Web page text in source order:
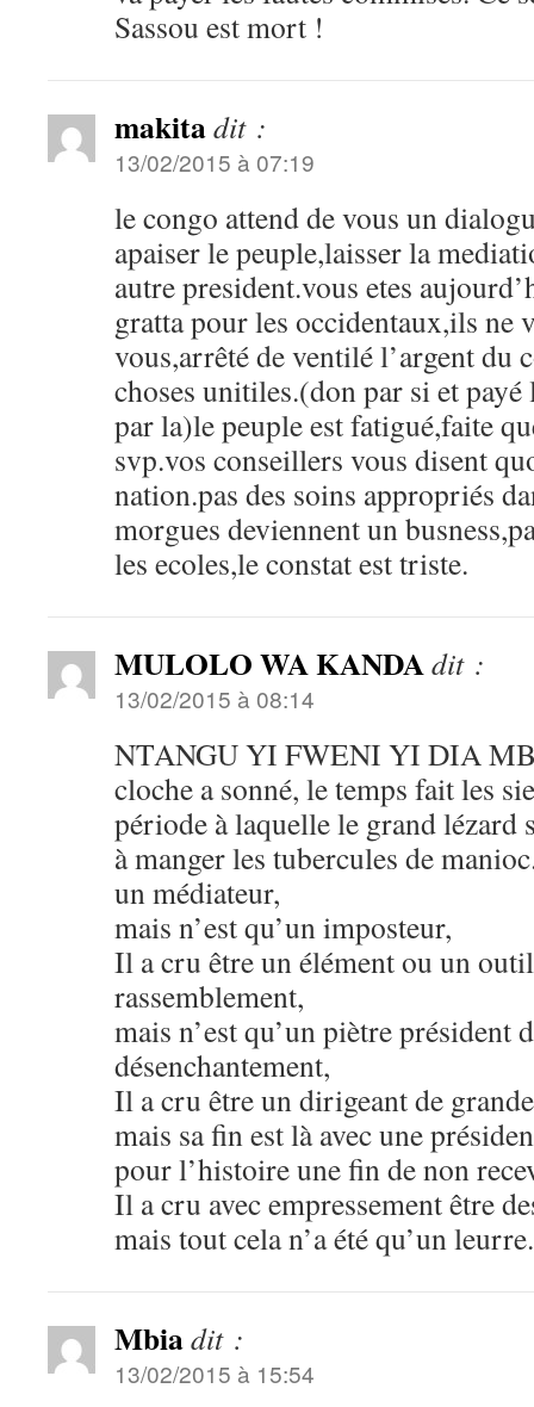
Sassou est mort !
makitadit :
13/02/2015 à 07:19
le congo attend de vous un
apaiser le peuple,laisser la
autre president.vous etes
gratta pour les occidentaux,ils ne
vous,arrêté de ventilé l’argent du
choses unitiles.(don par si et payé
par la)le peuple est fatigué,faite
svp.vos conseillers vous disent
nation.pas des soins appropriés
morgues deviennent un
les ecoles,le constat est triste.
MULOLO WA KANDAdit :
13/02/2015 à 08:14
NTANGU YI FWENI YI DIA
cloche a sonné, le temps fait les
période à laquelle le grand lézard
à manger les tubercules de
un médiateur,
mais n’est qu’un imposteur,
Il a cru être un élément ou un
rassemblement,
mais n’est qu’un piètre président
désenchantement,
Il a cru être un dirigeant de
mais sa fin est là avec une
pour l’histoire une fin de non
Il a cru avec empressement être
mais tout cela n’a été qu’un leurre.
Mbiadit :
13/02/2015 à 15:54